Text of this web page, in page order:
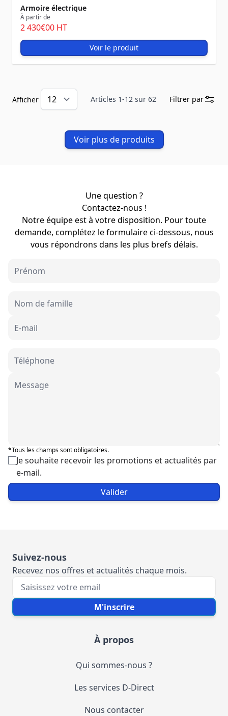
Armoire électrique
À partir de
2 430€00 HT
Voir le produit
Articles 1-12 sur 62
Afficher Filtrer par
Voir plus de produits
Une question ?
Contactez-nous !
Notre équipe est à votre disposition. Pour toute
demande, complétez le formulaire ci-dessous, nous
vous répondrons dans les plus brefs délais.
*Tous les champs sont obligatoires.
Je souhaite recevoir les promotions et actualités par
e-mail.
Valider
Suivez-nous
Recevez nos offres et actualités chaque mois.
Votre e-mail M'inscrire
À propos
Qui sommes-nous ?
Les services D-Direct
Nous contacter